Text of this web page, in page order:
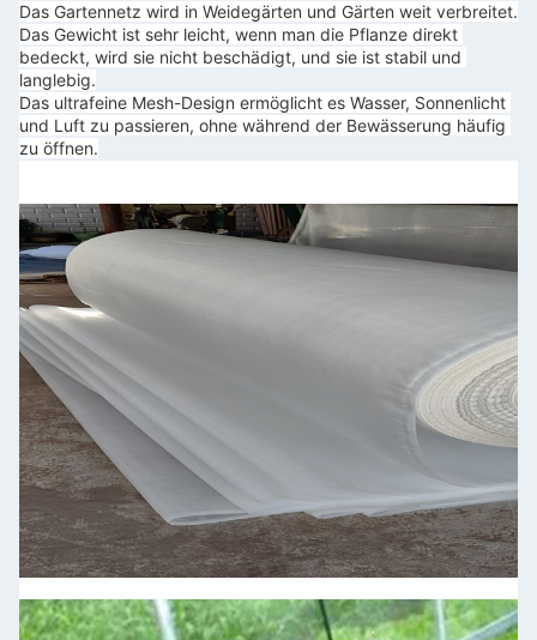
Das Gartennetz wird in Weidegärten und Gärten weit verbreitet.
Das Gewicht ist sehr leicht, wenn man die Pflanze direkt
bedeckt, wird sie nicht beschädigt, und sie ist stabil und
langlebig.
Das ultrafeine Mesh-Design ermöglicht es Wasser, Sonnenlicht
und Luft zu passieren, ohne während der Bewässerung häufig
zu öffnen.